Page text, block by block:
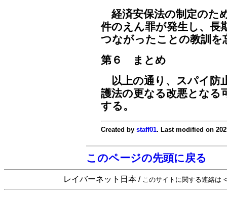
経済安保法の制定のた
件のえん罪が発生し、長
つながったことの教訓を
第６ まとめ
以上の通り、スパイ防
護法の更なる改悪となる
する。
Created bystaff01. Last modified on
このページの先頭に戻る
レイバーネット日本 / このサイトに関する連絡は